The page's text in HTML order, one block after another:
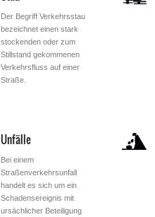
Der Begriff Verkehrsstau
bezeichnet einen stark
stockenden oder zum
Stillstand gekommenen
Verkehrsfluss auf einer
Straße.
Unfälle
Bei einem
Straßenverkehrsunfall
handelt es sich um ein
Schadensereignis mit
ursächlicher Beteiligung